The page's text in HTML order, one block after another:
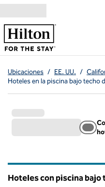
Saltar a contenido
Ubicaciones / EE. UU. /
Hoteles en la piscina bajo techo
Hoteles con piscina bajo